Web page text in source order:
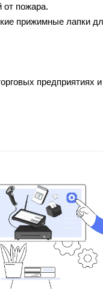
от пожара.
прижимные лапки
предприятиях